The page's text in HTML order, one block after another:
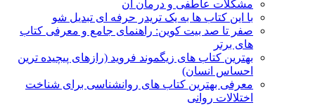
مشکلات عاطفی و درمان آن
با این کتاب ها به یک تریدر حرفه ای تبدیل شو
صفر تا صد بیت کوین: راهنمای جامع و معرفی کتاب
های برتر
بهترین کتاب های زیگموند فروید (رازهای پیچیده ترین
احساس انسان)
معرفی بهترین کتاب های روانشناسی برای شناخت
اختلالات روانی